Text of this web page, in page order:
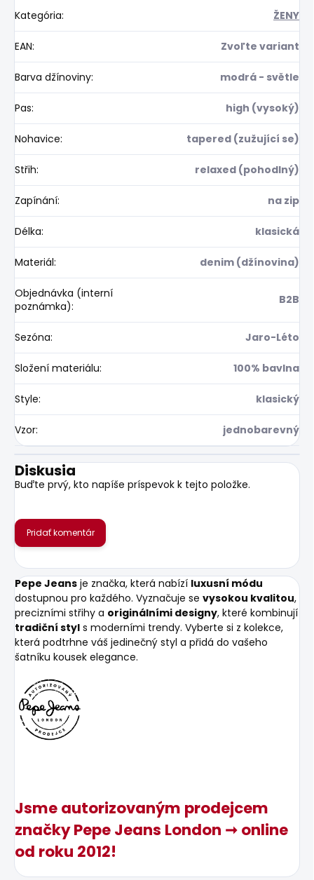
Kategória: ŽENY
EAN: Zvoľte variant
Barva džínoviny: modrá - světle
Pas: high (vysoký)
Nohavice: tapered (zužující se)
Střih: relaxed (pohodlný)
Zapínání: na zip
Délka: klasická
Materiál: denim (džínovina)
Objednávka (interní
poznámka): B2B
Sezóna: Jaro-Léto
Složení materiálu: 100% bavlna
Style: klasický
Vzor: jednobarevný
Diskusia
Buďte prvý, kto napíše príspevok k tejto položke.
Pridať komentár
Pepe Jeans je značka, která nabízí luxusní módu
dostupnou pro každého. Vyznačuje se vysokou kvalitou,
precizními střihy a originálními designy, které kombinují
tradiční styl s moderními trendy. Vyberte si z kolekce,
která podtrhne váš jedinečný styl a přidá do vašeho
šatníku kousek elegance.
Jsme autorizovaným prodejcem
značky Pepe Jeans London ➞ online
od roku 2012!